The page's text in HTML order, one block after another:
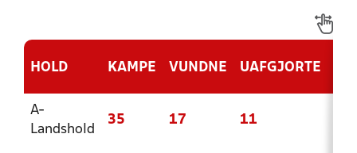
HOLD KAMPE VUNDNE UAFGJORTE
A-
Landshold
35 17 11